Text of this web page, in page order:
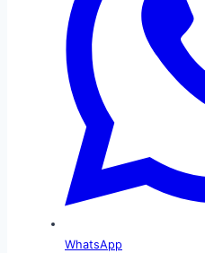
WhatsApp